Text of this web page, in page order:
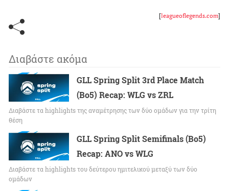
[leagueoflegends.com]
Διαβάστε ακόμα
GLL Spring Split 3rd Place Match
(Bo5) Recap: WLG vs ZRL
Διαβάστε τα highlights της αναμέτρησης των δύο ομάδων για την τρίτη
θέση
GLL Spring Split Semifinals (Bo5)
Recap: ANO vs WLG
Διαβάστε τα highlights του δεύτερου ημιτελικού μεταξύ των δύο
ομάδων